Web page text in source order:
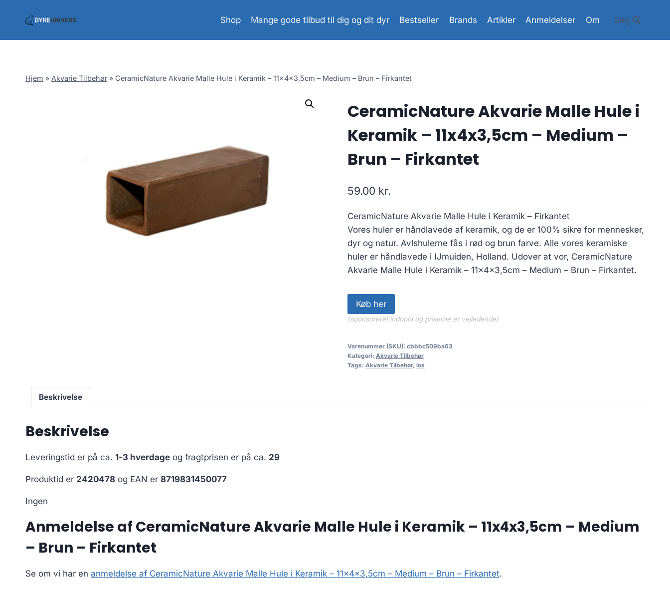
Shop Mange gode tilbud til dig og dit dyr Bestseller Brands Artikler Anmeldelser Om Søg
Hjem » Akvarie Tilbehør » CeramicNature Akvarie Malle Hule i Keramik – 11x4x3,5cm – Medium – Brun – Firkantet
CeramicNature Akvarie Malle Hule i
Keramik – 11x4x3,5cm – Medium –
Brun – Firkantet
59.00 kr.
CeramicNature Akvarie Malle Hule i Keramik – Firkantet
Vores huler er håndlavede af keramik, og de er 100% sikre for mennesker,
dyr og natur. Avlshulerne fås i rød og brun farve. Alle vores keramiske
huler er håndlavede i IJmuiden, Holland. Udover at vor, CeramicNature
Akvarie Malle Hule i Keramik – 11x4x3,5cm – Medium – Brun – Firkantet.
Køb her
(sponsoreret indhold og priserne er vejledende)
Varenummer (SKU): cbbbc509ba63
Kategori: Akvarie Tilbehør
Tags: Akvarie Tilbehør, los
Beskrivelse
Beskrivelse
Leveringstid er på ca. 1-3 hverdage og fragtprisen er på ca. 29
Produktid er 2420478 og EAN er 8719831450077
Ingen
Anmeldelse af CeramicNature Akvarie Malle Hule i Keramik – 11x4x3,5cm – Medium
– Brun – Firkantet
Se om vi har en anmeldelse af CeramicNature Akvarie Malle Hule i Keramik – 11x4x3,5cm – Medium – Brun – Firkantet.